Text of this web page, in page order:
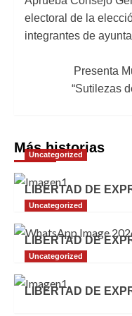
de
entradas
electoral de la
integrantes de
Presenta
“Sutilezas
Más historias
Uncategorized
LIBERTAD DE
Uncategorized
LIBERTAD DE
Uncategorized
LIBERTAD DE